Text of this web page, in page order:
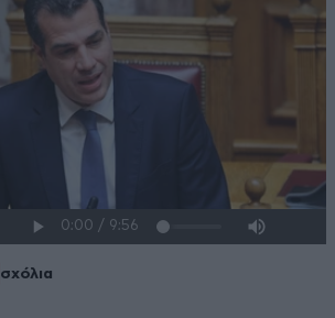
σχόλια